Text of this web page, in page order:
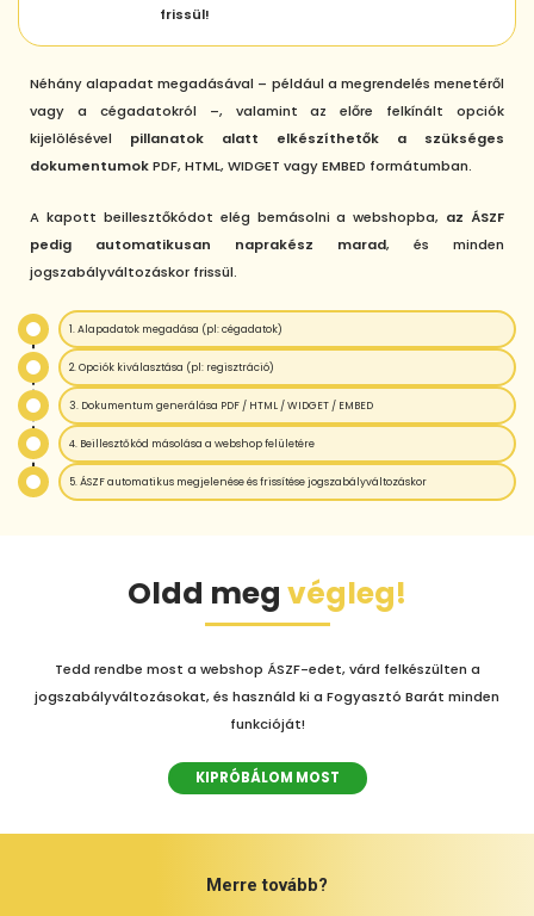
frissül!
Néhány alapadat megadásával – például a megrendelés menetéről
vagy a cégadatokról –, valamint az előre felkínált opciók
kijelölésével pillanatok alatt elkészíthetők a szükséges
dokumentumokPDF, HTML, WIDGET vagy EMBED formátumban.
A kapott beillesztőkódot elég bemásolni a webshopba, az ÁSZF
pedig automatikusan naprakész marad, és minden
jogszabályváltozáskor frissül.
1. Alapadatok megadása (pl: cégadatok)
2. Opciók kiválasztása (pl: regisztráció)
3. Dokumentum generálása PDF / HTML / WIDGET / EMBED
4. Beillesztőkód másolása a webshop felületére
5. ÁSZF automatikus megjelenése és frissítése jogszabályváltozáskor
Oldd meg végleg!
Tedd rendbe most a webshop ÁSZF-edet, várd felkészülten a
jogszabályváltozásokat, és használd ki a Fogyasztó Barát minden
funkcióját!
KIPRÓBÁLOM MOST
Merre tovább?